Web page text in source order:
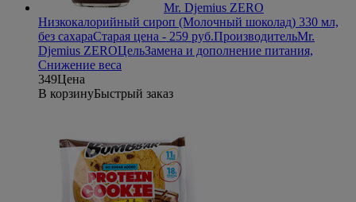
Mr. Djemius ZERO
Низкокалорийный сироп (Молочный шоколад) 330 мл,
без сахараСтарая цена - 259 руб.ПроизводительMr.
Djemius ZEROЦельЗамена и дополнение питания,
Снижение веса
349Цена
В корзинуБыстрый заказ